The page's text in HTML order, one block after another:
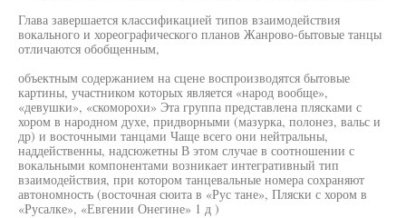
Глава завершается классификацией типов взаимодействия
вокального и хореографического планов Жанрово-бытовые танцы
отличаются обобщенным,
объектным содержанием на сцене воспроизводятся бытовые
картины, участником которых является «народ вообще»,
«девушки», «скоморохи» Эта группа представлена плясками с
хором в народном духе, придворными (мазурка, полонез, вальс и
др) и восточными танцами Чаще всего они нейтральны,
наддейственны, надсюжетны В этом случае в соотношении с
вокальными компонентами возникает интегративный тип
взаимодействия, при котором танцевальные номера сохраняют
автономность (восточная сюита в «Рус тане», Пляски с хором в
«Русалке», «Евгении Онегине» 1 д )